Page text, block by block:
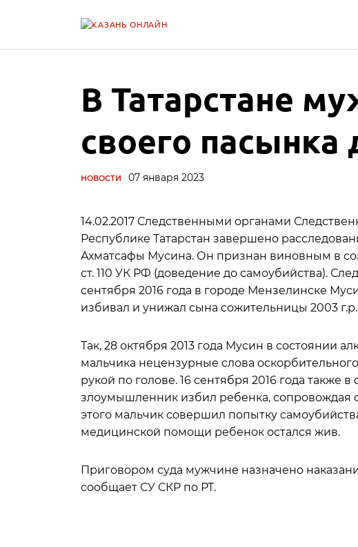
В Татарстане
своего пасынка
НОВОСТИ 07 января 2023
14.02.2017 Следственными органами
Республике Татарстан завершено
Ахматсафы Мусина. Он признан виновным в
ст. 110 УК РФ (доведение до самоубийства).
сентября 2016 года в городе Мензелинске
избивал и унижал сына сожительницы 2003 г.р.
Так, 28 октября 2013 года Мусин в состоянии
мальчика нецензурные слова
рукой по голове. 16 сентября 2016 года также
злоумышленник избил ребенка, сопровождая
этого мальчик совершил попытку
медицинской помощи ребенок остался жив.
Приговором суда мужчине назначено
сообщает СУ СКР по РТ.